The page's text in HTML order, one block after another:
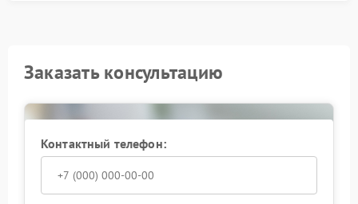
Заказать консультацию
Контактный телефон: